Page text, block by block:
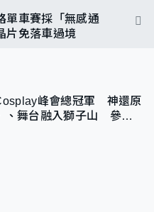
單車賽採「無感通
免落車過境
峰會總冠軍 神還原
、舞台融入獅子山 參賽